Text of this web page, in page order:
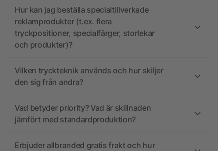
Hur kan jag beställa specialtillverkade
reklamprodukter (t.ex. flera
tryckpositioner, specialfärger, storlekar
och produkter)?
Vilken tryckteknik används och hur skiljer
den sig från andra?
Vad betyder priority? Vad är skillnaden
jämfört med standardproduktion?
Erbjuder allbranded gratis frakt och hur